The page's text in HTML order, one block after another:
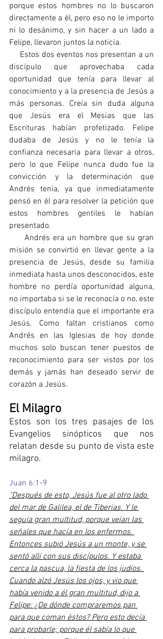
porque estos hombres no lo buscaron
directamente a él, pero eso no le importo
ni lo desánimo, y sin hacer a un lado a
Felipe, llevaron juntos la noticia.
discípulo que aprovechaba cada
oportunidad que tenía para llevar al
conocimiento y a la presencia de Jesús a
más personas. Creía sin duda alguna
que Jesús era el Mesias que las
Escrituras habían profetizado. Felipe
dudaba de Jesús y no le tenía la
confianza necesaria para llevar a otros,
pero lo que Felipe nunca dudo fue la
convicción y la determinación que
Andrés tenia, ya que inmediatamente
pensó en él para resolver la petición que
estos hombres gentiles le habían
presentado.
misión se convirtió en llevar gente a la
presencia de Jesús, desde su familia
inmediata hasta unos desconocidos, este
hombre no perdía oportunidad alguna,
no importaba si se le reconocía o no, este
discípulo entendía que el importante era
Jesús. Como faltan cristianos como
Andrés en las Iglesias de hoy donde
muchos solo buscan tener puestos de
reconocimiento para ser vistos por los
demás y jamás han deseado servir de
corazón a Jesús.
El Milagro
Estos son los tres pasajes de los
Evangelios sinópticos que nos
relatan desde su punto de vista este
milagro.
Juan 6:1-9
"Después de esto, Jesús fue al otro lado
del mar de Galilea, el de Tiberias. Y le
seguía gran multitud, porque veían las
señales que hacía en los enfermos.
Entonces subió Jesús a un monte, y se
sentó allí con sus discípulos. Y estaba
cerca la pascua, la fiesta de los judíos.
Cuando alzó Jesús los ojos, y vio que
había venido a él gran multitud, dijo a
Felipe: ¿De dónde compraremos pan
para que coman éstos? Pero esto decía
para probarle; porque él sabía lo que